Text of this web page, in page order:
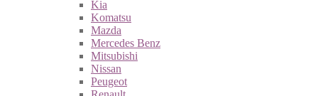
Kia
Komatsu
Mazda
Mercedes Benz
Mitsubishi
Nissan
Peugeot